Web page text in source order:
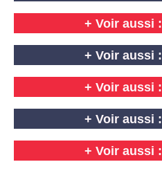
+ Voir aussi :
+ Voir aussi :
+ Voir aussi :
+ Voir aussi :
+ Voir aussi :